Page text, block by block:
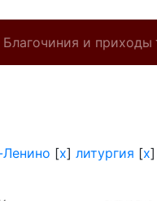
Благочиния и приходы
[x] литургия [x]